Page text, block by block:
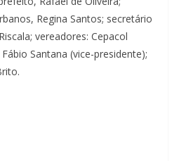
Regina Santos; secretário
vereadores: Cepacol
Santana (vice-presidente);